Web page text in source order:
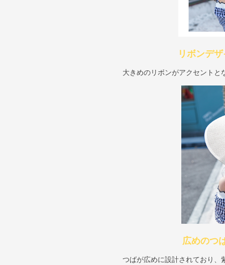
リボンデ
大きめのリボンがアクセントと
広めのつ
つばが広めに設計されており、